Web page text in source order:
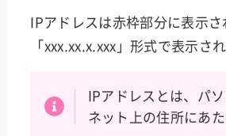
IPアドレスは赤枠部分に表示さ
「xxx.xx.x.xxx」形式で表示さ
IPアドレスとは、パ
ネット上の住所にあた